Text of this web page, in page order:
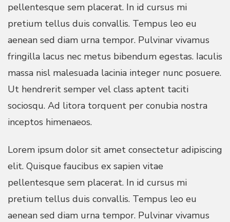
pellentesque sem placerat. In id cursus mi
pretium tellus duis convallis. Tempus leo eu
aenean sed diam urna tempor. Pulvinar vivamus
fringilla lacus nec metus bibendum egestas. Iaculis
massa nisl malesuada lacinia integer nunc posuere.
Ut hendrerit semper vel class aptent taciti
sociosqu. Ad litora torquent per conubia nostra
inceptos himenaeos.
Lorem ipsum dolor sit amet consectetur adipiscing
elit. Quisque faucibus ex sapien vitae
pellentesque sem placerat. In id cursus mi
pretium tellus duis convallis. Tempus leo eu
aenean sed diam urna tempor. Pulvinar vivamus